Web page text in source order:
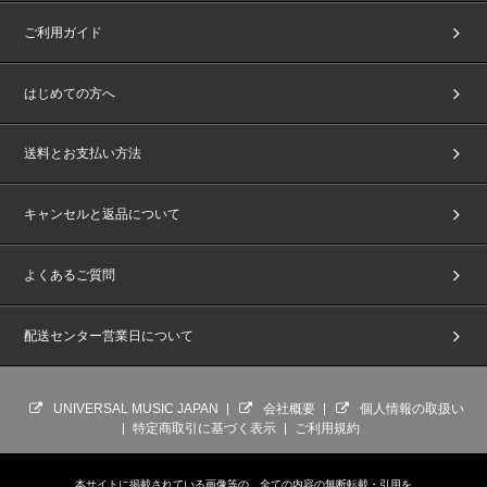
ご利用ガイド
はじめての方へ
送料とお支払い方法
キャンセルと返品について
よくあるご質問
配送センター営業日について
UNIVERSAL MUSIC JAPAN 会社概要
個人情報の取扱い
特定商取引に基づく表示
ご利用規約
本サイトに掲載されている画像等の、全ての内容の無断転載・引用を